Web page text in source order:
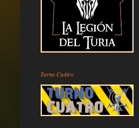
Turno Cu4tro